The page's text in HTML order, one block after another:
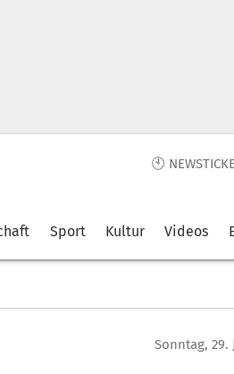
🕙
Sport Kultur Videos
Sonntag, 29.